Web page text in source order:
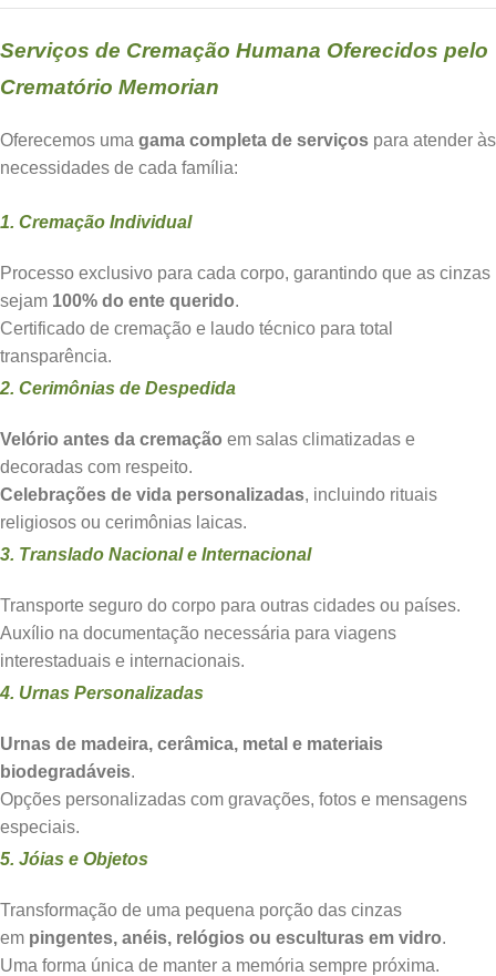
Serviços de Cremação Humana Oferecidos pelo
Crematório Memorian
Oferecemos uma gama completa de serviços para atender às
necessidades de cada família:
1. Cremação Individual
Processo exclusivo para cada corpo, garantindo que as cinzas
sejam 100% do ente querido.
Certificado de cremação e laudo técnico para total
transparência.
2. Cerimônias de Despedida
Velório antes da cremação em salas climatizadas e
decoradas com respeito.
Celebrações de vida personalizadas, incluindo rituais
religiosos ou cerimônias laicas.
3. Translado Nacional e Internacional
Transporte seguro do corpo para outras cidades ou países.
Auxílio na documentação necessária para viagens
interestaduais e internacionais.
4. Urnas Personalizadas
Urnas de madeira, cerâmica, metal e materiais
biodegradáveis.
Opções personalizadas com gravações, fotos e mensagens
especiais.
5. Jóias e Objetos
Transformação de uma pequena porção das cinzas
em pingentes, anéis, relógios ou esculturas em vidro.
Uma forma única de manter a memória sempre próxima.